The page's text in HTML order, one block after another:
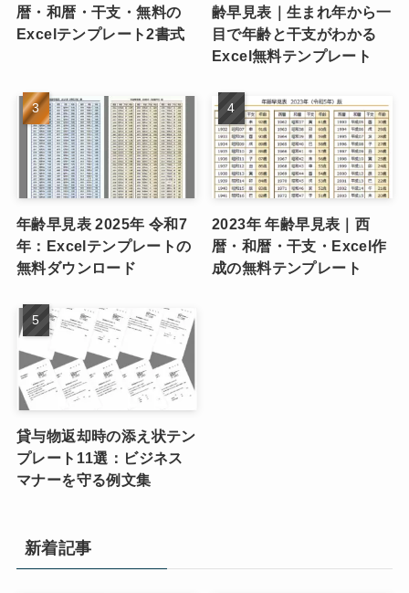
暦・和暦・干支・無料の
Excelテンプレート2書式
齢早見表｜生まれ年から一
目で年齢と干支がわかる
Excel無料テンプレート
年齢早見表 2025年 令和7
年：Excelテンプレートの
無料ダウンロード
2023年 年齢早見表｜西
暦・和暦・干支・Excel作
成の無料テンプレート
貸与物返却時の添え状テン
プレート11選：ビジネス
マナーを守る例文集
新着記事